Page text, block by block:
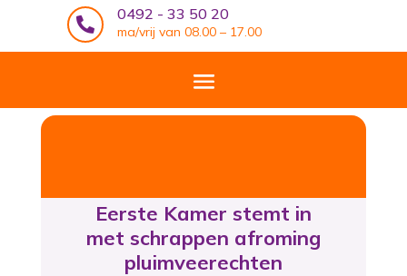

0492 - 33 50 20
ma/vrij van 08.00 – 17.00
Eerste Kamer stemt in
met schrappen afroming
pluimveerechten